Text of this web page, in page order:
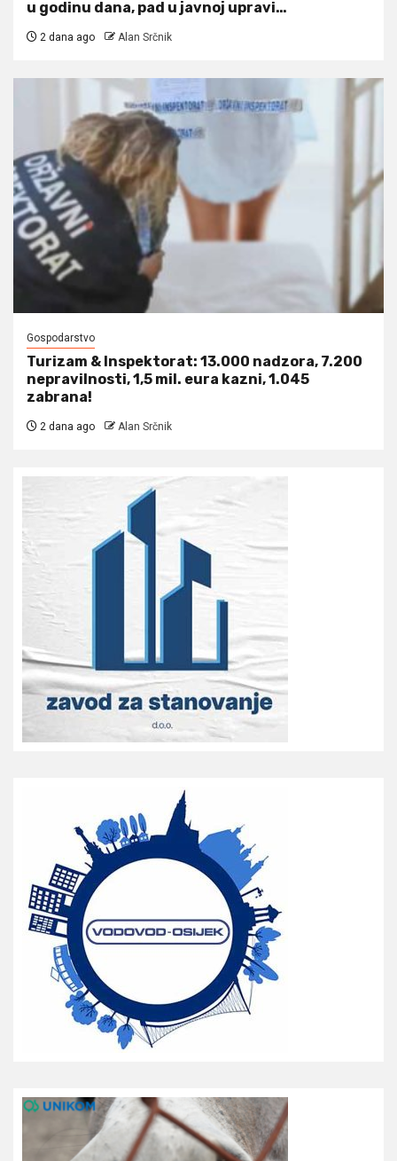
u godinu dana, pad u javnoj upravi…
2 dana ago Alan Srčnik
Gospodarstvo
Turizam & Inspektorat: 13.000 nadzora, 7.200
nepravilnosti, 1,5 mil. eura kazni, 1.045
zabrana!
2 dana ago Alan Srčnik